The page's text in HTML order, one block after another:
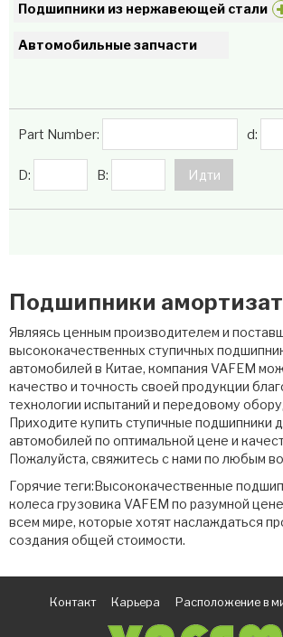
Подшипники из нержавеющей стали
Автомобильные запчасти
Part Number: d:
D: B:
Подшипники
Являясь ценным производителем и
высококачественных ступичных
автомобилей в Китае, компания VAFEM
качество и точность своей продукции
технологии испытаний и передовому
Приходите купить ступичные подшипники
автомобилей по оптимальной цене и
Пожалуйста, свяжитесь с нами по любым
Горячие теги:Высококачественные
колеса грузовика VAFEM по разумной
всем мире, которые хотят наслаждаться
создания общей стоимости.
Контакт Карьера Расположение в